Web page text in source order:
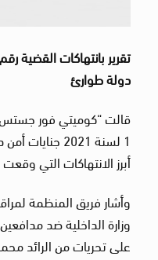
دولة طوارئ
قالت “كوميتي فور
أبرز الانتهاكات التي
وأشار فريق المنظمة